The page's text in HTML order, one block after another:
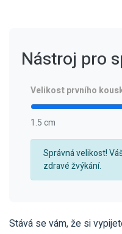
Nástroj pro
Velikost prvního
1.5 cm
Správná velikost!
zdravé žvýkání.
Stává se vám, že si